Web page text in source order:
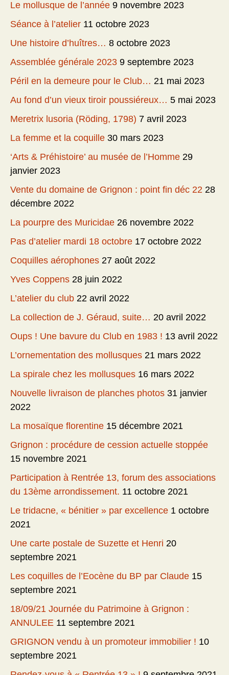
Le mollusque de l’année 9 novembre 2023
Séance à l’atelier 11 octobre 2023
Une histoire d’huîtres… 8 octobre 2023
Assemblée générale 2023 9 septembre 2023
Péril en la demeure pour le Club… 21 mai 2023
Au fond d’un vieux tiroir poussiéreux… 5 mai 2023
Meretrix lusoria (Röding, 1798) 7 avril 2023
La femme et la coquille 30 mars 2023
‘Arts & Préhistoire’ au musée de l’Homme 29
janvier 2023
Vente du domaine de Grignon : point fin déc 22 28
décembre 2022
La pourpre des Muricidae 26 novembre 2022
Pas d’atelier mardi 18 octobre 17 octobre 2022
Coquilles aérophones 27 août 2022
Yves Coppens 28 juin 2022
L’atelier du club 22 avril 2022
La collection de J. Géraud, suite… 20 avril 2022
Oups ! Une bavure du Club en 1983 ! 13 avril 2022
L’ornementation des mollusques 21 mars 2022
La spirale chez les mollusques 16 mars 2022
Nouvelle livraison de planches photos 31 janvier
2022
La mosaïque florentine 15 décembre 2021
Grignon : procédure de cession actuelle stoppée
15 novembre 2021
Participation à Rentrée 13, forum des associations
du 13ème arrondissement. 11 octobre 2021
Le tridacne, « bénitier » par excellence 1 octobre
2021
Une carte postale de Suzette et Henri 20
septembre 2021
Les coquilles de l’Eocène du BP par Claude 15
septembre 2021
18/09/21 Journée du Patrimoine à Grignon :
ANNULEE 11 septembre 2021
GRIGNON vendu à un promoteur immobilier ! 10
septembre 2021